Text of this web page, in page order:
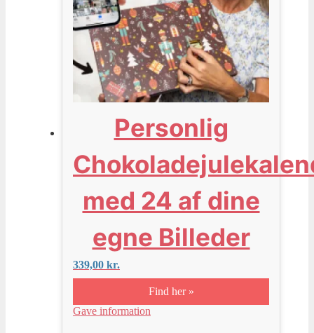
Personlig
med 24 af dine
egne Billeder
339,00 kr.
Find her »
Gave information